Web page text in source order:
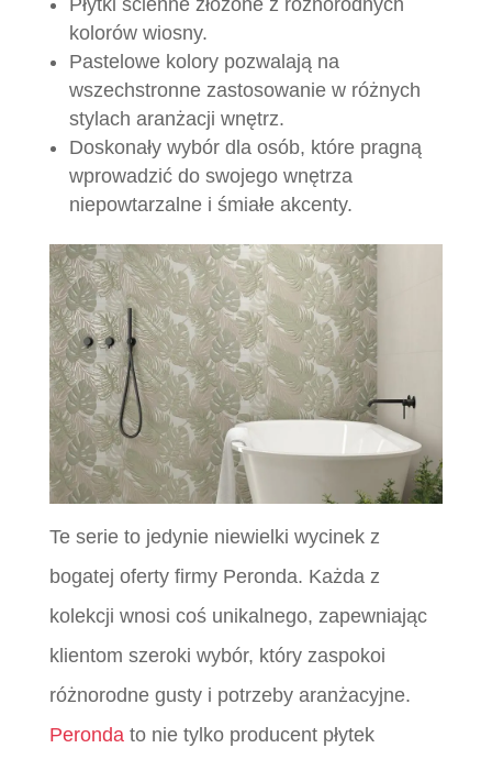
Płytki ścienne złożone z różnorodnych
kolorów wiosny.
Pastelowe kolory pozwalają na
wszechstronne zastosowanie w różnych
stylach aranżacji wnętrz.
Doskonały wybór dla osób, które pragną
wprowadzić do swojego wnętrza
niepowtarzalne i śmiałe akcenty.
Te serie to jedynie niewielki wycinek z
bogatej oferty firmy Peronda. Każda z
kolekcji wnosi coś unikalnego, zapewniając
klientom szeroki wybór, który zaspokoi
różnorodne gusty i potrzeby aranżacyjne.
Peronda to nie tylko producent płytek